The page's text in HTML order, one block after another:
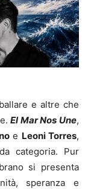
e altre che
El Mar Nos Une,
e Leoni Torres,
categoria. Pur
si presenta
speranza e